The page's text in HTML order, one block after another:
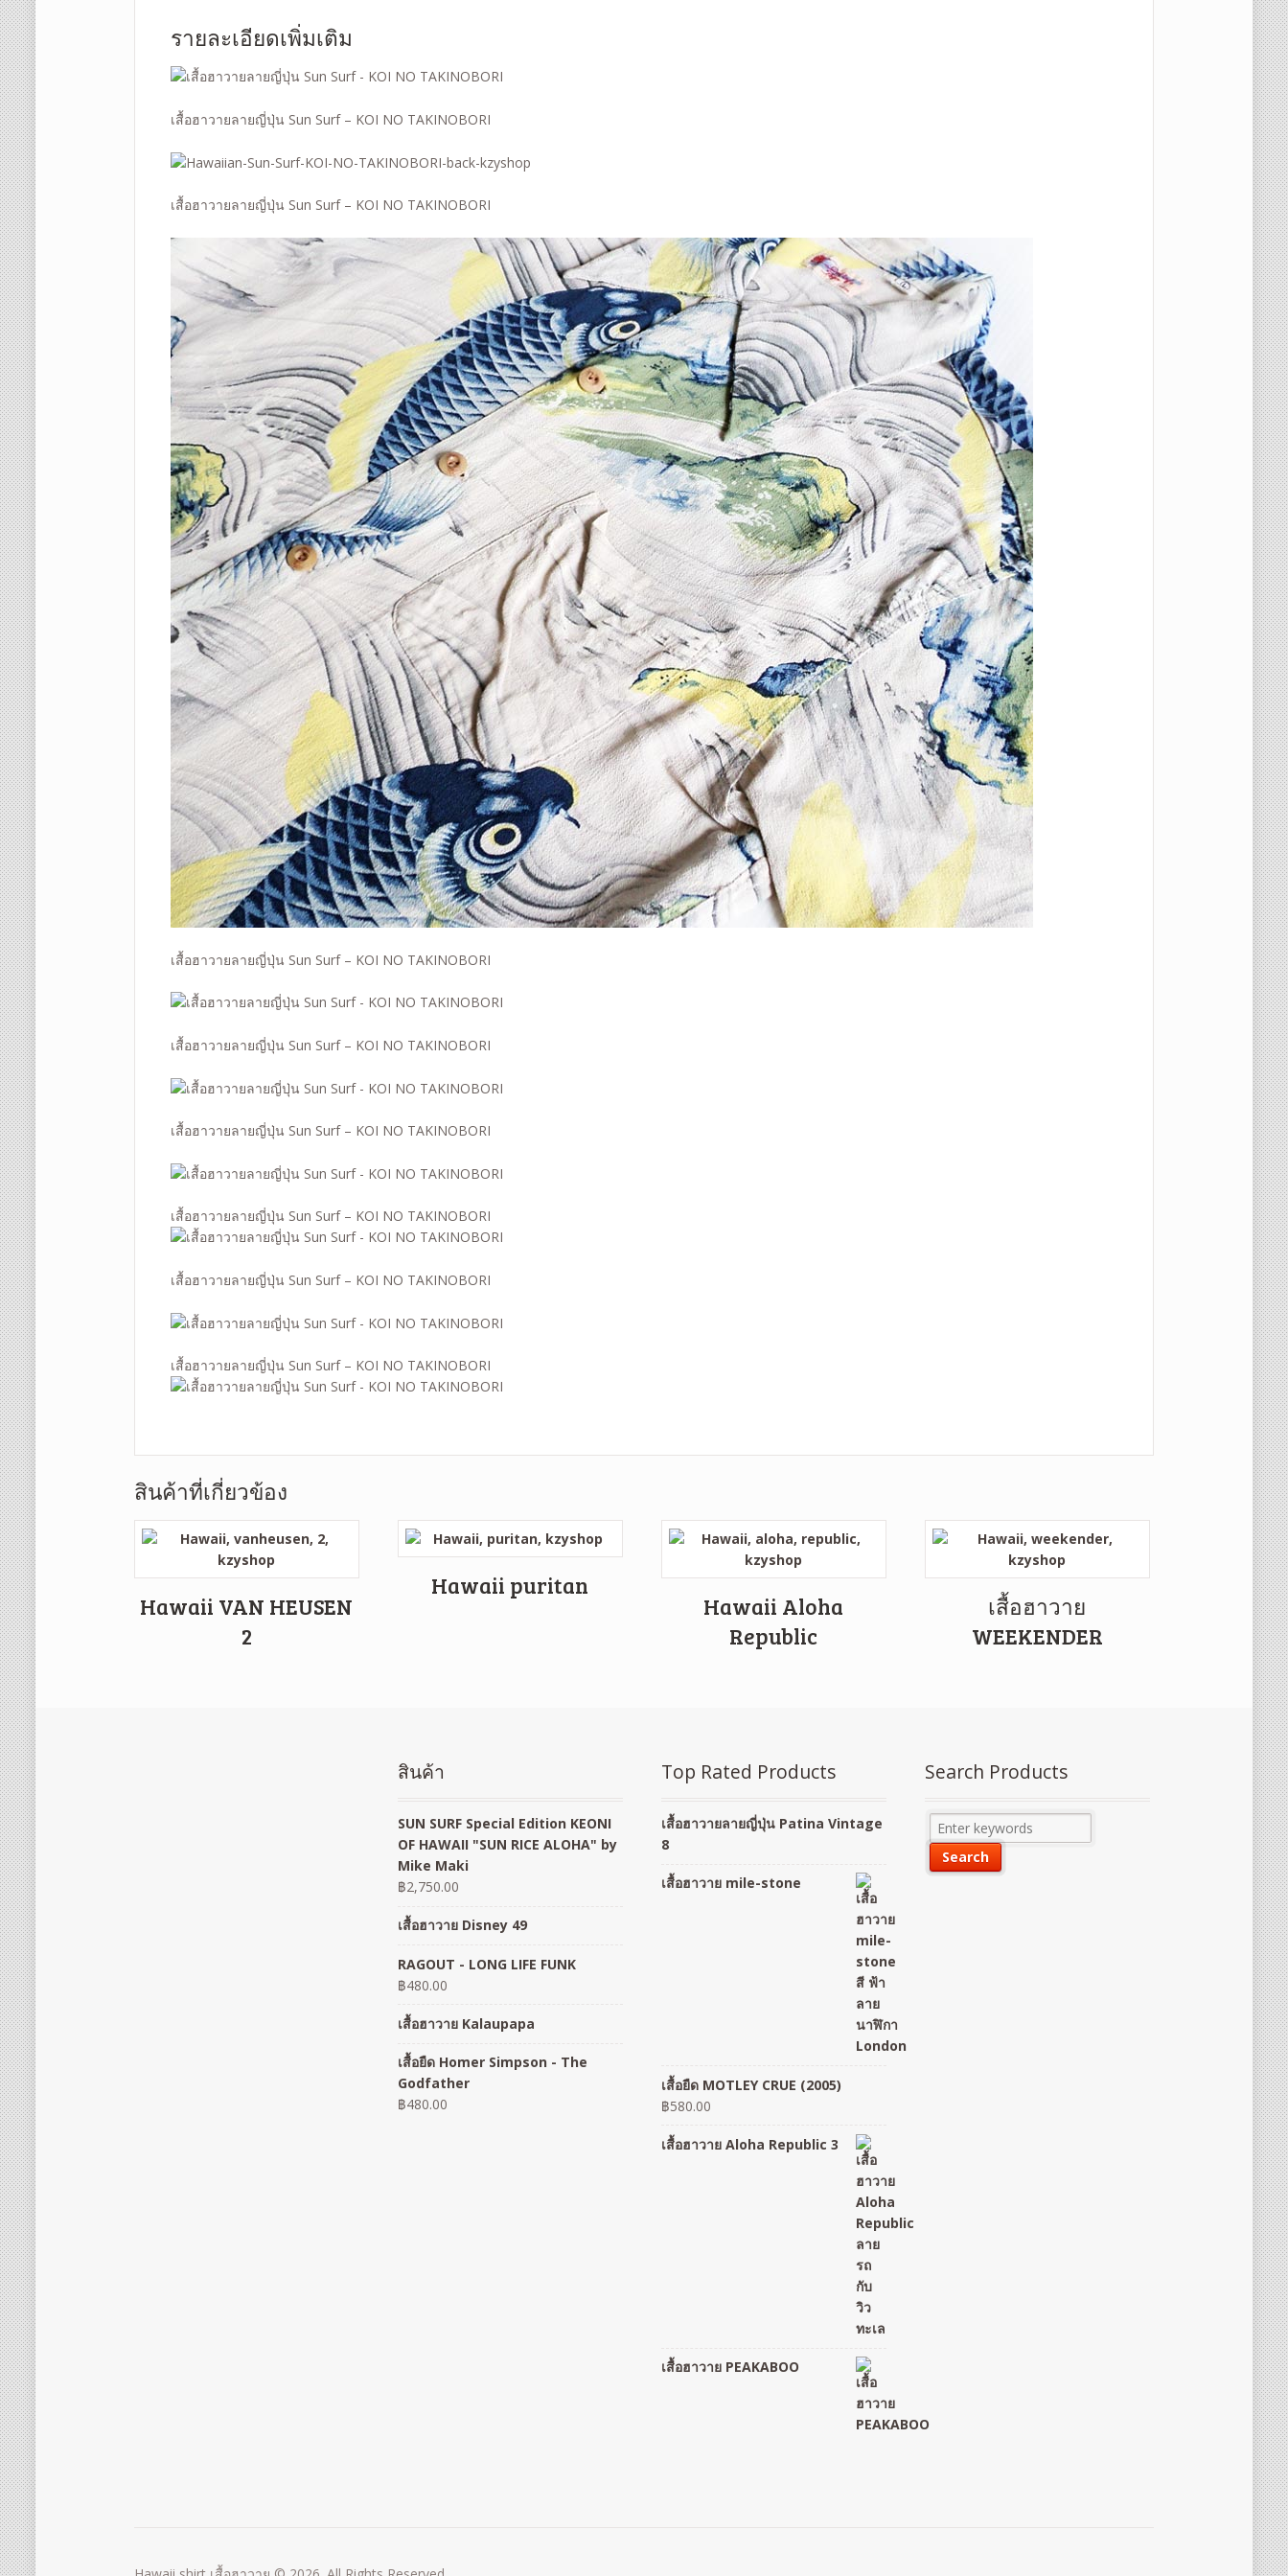
รายละเอียดเพิ่มเติม
เสื้อฮาวายลายญี่ปุ่น Sun Surf – KOI NO TAKINOBORI
เสื้อฮาวายลายญี่ปุ่น Sun Surf – KOI NO TAKINOBORI
เสื้อฮาวายลายญี่ปุ่น Sun Surf – KOI NO TAKINOBORI
เสื้อฮาวายลายญี่ปุ่น Sun Surf – KOI NO TAKINOBORI
เสื้อฮาวายลายญี่ปุ่น Sun Surf – KOI NO TAKINOBORI
เสื้อฮาวายลายญี่ปุ่น Sun Surf – KOI NO TAKINOBORI
เสื้อฮาวายลายญี่ปุ่น Sun Surf – KOI NO TAKINOBORI
เสื้อฮาวายลายญี่ปุ่น Sun Surf – KOI NO TAKINOBORI
สินค้าที่เกี่ยวข้อง
Hawaii VAN HEUSEN
2
Hawaii puritan
Hawaii Aloha
Republic
เสื้อฮาวาย
WEEKENDER
สินค้า
SUN SURF Special Edition KEONI
OF HAWAII "SUN RICE ALOHA" by
Mike Maki
฿2,750.00
เสื้อฮาวาย Disney 49
RAGOUT - LONG LIFE FUNK
฿480.00
เสื้อฮาวาย Kalaupapa
เสื้อยืด Homer Simpson - The
Godfather
฿480.00
Top Rated Products
เสื้อฮาวายลายญี่ปุ่น Patina Vintage
8
เสื้อฮาวาย mile-stone
เสื้อยืด MOTLEY CRUE (2005)
฿580.00
เสื้อฮาวาย Aloha Republic 3
เสื้อฮาวาย PEAKABOO
Search Products